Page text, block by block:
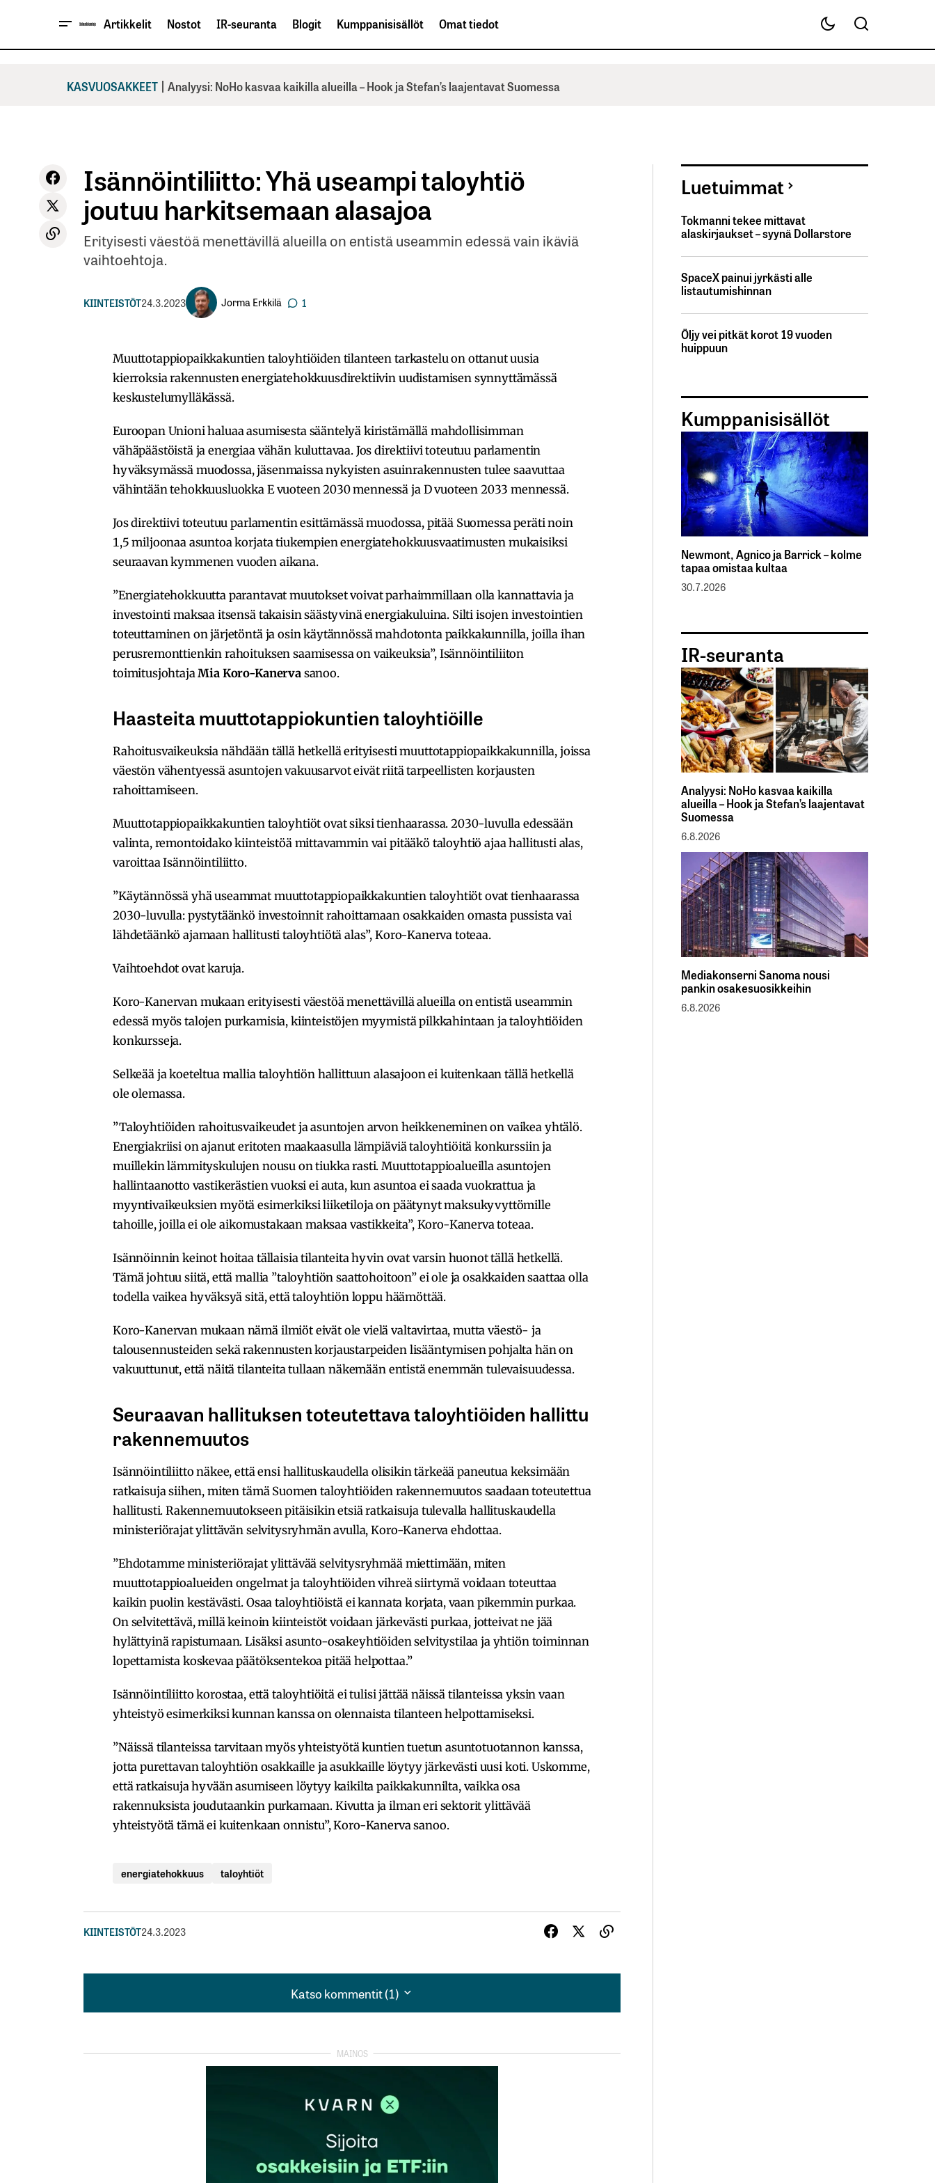
Artikkelit Nostot IR-seuranta Blogit Kumppanisisällöt Omat tiedot
KASVUOSAKKEET | Analyysi: NoHo kasvaa kaikilla alueilla – Hook ja Stefan’s laajentavat Suomessa
Isännöintiliitto: Yhä useampi taloyhtiö
joutuu harkitsemaan alasajoa
Erityisesti väestöä menettävillä alueilla on entistä useammin edessä vain ikäviä
vaihtoehtoja.
KIINTEISTÖT24.3.2023 Jorma Erkkilä 1
Muuttotappiopaikkakuntien taloyhtiöiden tilanteen tarkastelu on ottanut uusia
kierroksia rakennusten energiatehokkuusdirektiivin uudistamisen synnyttämässä
keskustelumylläkässä.
Euroopan Unioni haluaa asumisesta sääntelyä kiristämällä mahdollisimman
vähäpäästöistä ja energiaa vähän kuluttavaa. Jos direktiivi toteutuu parlamentin
hyväksymässä muodossa, jäsenmaissa nykyisten asuinrakennusten tulee saavuttaa
vähintään tehokkuusluokka E vuoteen 2030 mennessä ja D vuoteen 2033 mennessä.
Jos direktiivi toteutuu parlamentin esittämässä muodossa, pitää Suomessa peräti noin
1,5 miljoonaa asuntoa korjata tiukempien energiatehokkuusvaatimusten mukaisiksi
seuraavan kymmenen vuoden aikana.
”Energiatehokkuutta parantavat muutokset voivat parhaimmillaan olla kannattavia ja
investointi maksaa itsensä takaisin säästyvinä energiakuluina. Silti isojen investointien
toteuttaminen on järjetöntä ja osin käytännössä mahdotonta paikkakunnilla, joilla ihan
perusremonttienkin rahoituksen saamisessa on vaikeuksia”, Isännöintiliiton
toimitusjohtaja Mia Koro-Kanerva sanoo.
Haasteita muuttotappiokuntien taloyhtiöille
Rahoitusvaikeuksia nähdään tällä hetkellä erityisesti muuttotappiopaikkakunnilla, joissa
väestön vähentyessä asuntojen vakuusarvot eivät riitä tarpeellisten korjausten
rahoittamiseen.
Muuttotappiopaikkakuntien taloyhtiöt ovat siksi tienhaarassa. 2030-luvulla edessään
valinta, remontoidako kiinteistöä mittavammin vai pitääkö taloyhtiö ajaa hallitusti alas,
varoittaa Isännöintiliitto.
”Käytännössä yhä useammat muuttotappiopaikkakuntien taloyhtiöt ovat tienhaarassa
2030-luvulla: pystytäänkö investoinnit rahoittamaan osakkaiden omasta pussista vai
lähdetäänkö ajamaan hallitusti taloyhtiötä alas”, Koro-Kanerva toteaa.
Vaihtoehdot ovat karuja.
Koro-Kanervan mukaan erityisesti väestöä menettävillä alueilla on entistä useammin
edessä myös talojen purkamisia, kiinteistöjen myymistä pilkkahintaan ja taloyhtiöiden
konkursseja.
Selkeää ja koeteltua mallia taloyhtiön hallittuun alasajoon ei kuitenkaan tällä hetkellä
ole olemassa.
”Taloyhtiöiden rahoitusvaikeudet ja asuntojen arvon heikkeneminen on vaikea yhtälö.
Energiakriisi on ajanut eritoten maakaasulla lämpiäviä taloyhtiöitä konkurssiin ja
muillekin lämmityskulujen nousu on tiukka rasti. Muuttotappioalueilla asuntojen
hallintaanotto vastikerästien vuoksi ei auta, kun asuntoa ei saada vuokrattua ja
myyntivaikeuksien myötä esimerkiksi liiketiloja on päätynyt maksukyvyttömille
tahoille, joilla ei ole aikomustakaan maksaa vastikkeita”, Koro-Kanerva toteaa.
Isännöinnin keinot hoitaa tällaisia tilanteita hyvin ovat varsin huonot tällä hetkellä.
Tämä johtuu siitä, että mallia ”taloyhtiön saattohoitoon” ei ole ja osakkaiden saattaa olla
todella vaikea hyväksyä sitä, että taloyhtiön loppu häämöttää.
Koro-Kanervan mukaan nämä ilmiöt eivät ole vielä valtavirtaa, mutta väestö- ja
talousennusteiden sekä rakennusten korjaustarpeiden lisääntymisen pohjalta hän on
vakuuttunut, että näitä tilanteita tullaan näkemään entistä enemmän tulevaisuudessa.
Seuraavan hallituksen toteutettava taloyhtiöiden hallittu
rakennemuutos
Isännöintiliitto näkee, että ensi hallituskaudella olisikin tärkeää paneutua keksimään
ratkaisuja siihen, miten tämä Suomen taloyhtiöiden rakennemuutos saadaan toteutettua
hallitusti. Rakennemuutokseen pitäisikin etsiä ratkaisuja tulevalla hallituskaudella
ministeriörajat ylittävän selvitysryhmän avulla, Koro-Kanerva ehdottaa.
”Ehdotamme ministeriörajat ylittävää selvitysryhmää miettimään, miten
muuttotappioalueiden ongelmat ja taloyhtiöiden vihreä siirtymä voidaan toteuttaa
kaikin puolin kestävästi. Osaa taloyhtiöistä ei kannata korjata, vaan pikemmin purkaa.
On selvitettävä, millä keinoin kiinteistöt voidaan järkevästi purkaa, jotteivat ne jää
hylättyinä rapistumaan. Lisäksi asunto-osakeyhtiöiden selvitystilaa ja yhtiön toiminnan
lopettamista koskevaa päätöksentekoa pitää helpottaa.”
Isännöintiliitto korostaa, että taloyhtiöitä ei tulisi jättää näissä tilanteissa yksin vaan
yhteistyö esimerkiksi kunnan kanssa on olennaista tilanteen helpottamiseksi.
”Näissä tilanteissa tarvitaan myös yhteistyötä kuntien tuetun asuntotuotannon kanssa,
jotta purettavan taloyhtiön osakkaille ja asukkaille löytyy järkevästi uusi koti. Uskomme,
että ratkaisuja hyvään asumiseen löytyy kaikilta paikkakunnilta, vaikka osa
rakennuksista joudutaankin purkamaan. Kivutta ja ilman eri sektorit ylittävää
yhteistyötä tämä ei kuitenkaan onnistu”, Koro-Kanerva sanoo.
energiatehokkuus taloyhtiöt
KIINTEISTÖT24.3.2023
Katso kommentit (1)
Katso kommentit (1)
vähentymisen ja asuinkelvottomiksi muuttumisen. Tähän kehitykseen on tarkoituksella pyritty ja
kirjautua sisään rekisteröityä
Luetuimmat
Tokmanni tekee mittavat
alaskirjaukset – syynä Dollarstore
SpaceX painui jyrkästi alle
listautumishinnan
Öljy vei pitkät korot 19 vuoden
huippuun
Kumppanisisällöt
Newmont, Agnico ja Barrick – kolme
tapaa omistaa kultaa
30.7.2026
IR-seuranta
Analyysi: NoHo kasvaa kaikilla
alueilla – Hook ja Stefan’s laajentavat
Suomessa
6.8.2026
Mediakonserni Sanoma nousi
pankin osakesuosikkeihin
6.8.2026